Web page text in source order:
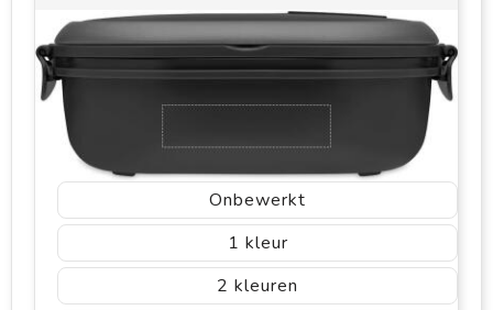
Onbewerkt
1
2